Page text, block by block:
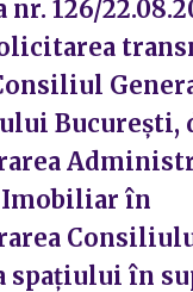
126/
București,
în
spațiului în